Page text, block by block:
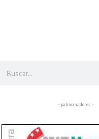
– patrocinadores –